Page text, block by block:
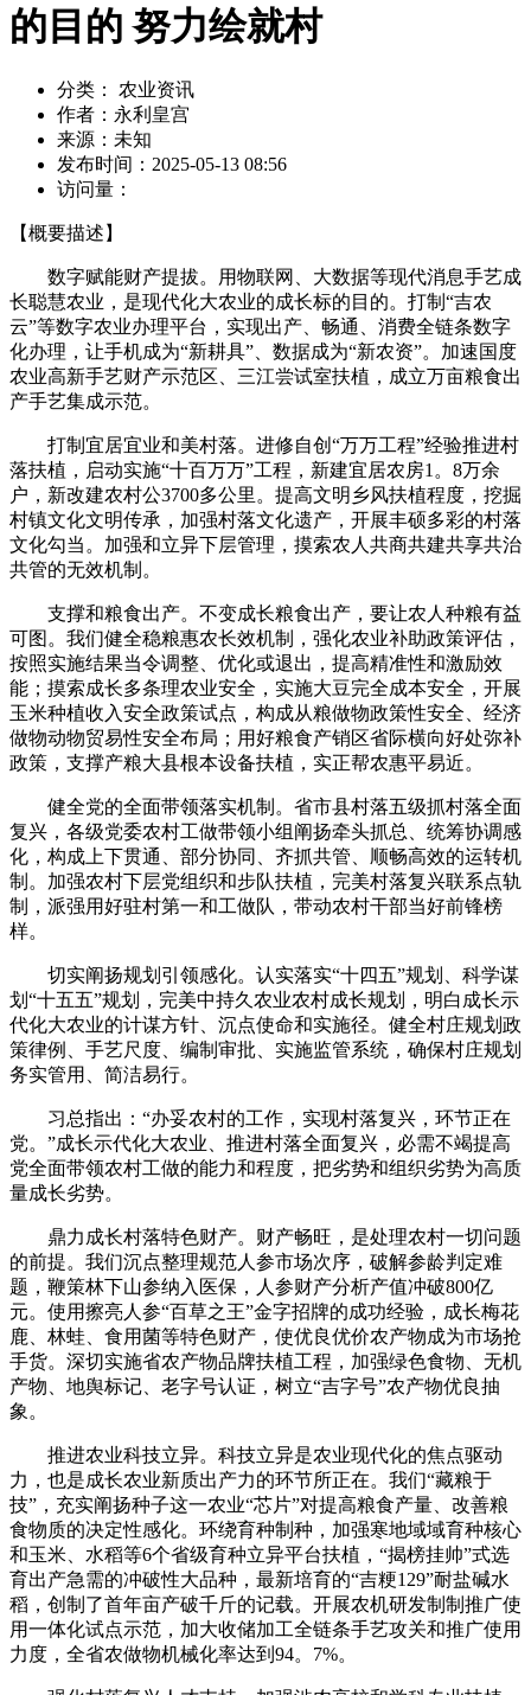
的目的 努力绘就村
分类：
农业资讯
作者： 永利皇宫
来源： 未知
发布时间： 2025-05-13 08:56
访问量：
【概要描述】
数字赋能财产提拔。用物联网、大数据等现代消息手艺成
长聪慧农业，是现代化大农业的成长标的目的。打制“吉农
云”等数字农业办理平台，实现出产、畅通、消费全链条数字
化办理，让手机成为“新耕具”、数据成为“新农资”。加速国度
农业高新手艺财产示范区、三江尝试室扶植，成立万亩粮食出
产手艺集成示范。
打制宜居宜业和美村落。进修自创“万万工程”经验推进村
落扶植，启动实施“十百万万”工程，新建宜居农房1。8万余
户，新改建农村公3700多公里。提高文明乡风扶植程度，挖掘
村镇文化文明传承，加强村落文化遗产，开展丰硕多彩的村落
文化勾当。加强和立异下层管理，摸索农人共商共建共享共治
共管的无效机制。
支撑和粮食出产。不变成长粮食出产，要让农人种粮有益
可图。我们健全稳粮惠农长效机制，强化农业补助政策评估，
按照实施结果当令调整、优化或退出，提高精准性和激励效
能；摸索成长多条理农业安全，实施大豆完全成本安全，开展
玉米种植收入安全政策试点，构成从粮做物政策性安全、经济
做物动物贸易性安全布局；用好粮食产销区省际横向好处弥补
政策，支撑产粮大县根本设备扶植，实正帮农惠平易近。
健全党的全面带领落实机制。省市县村落五级抓村落全面
复兴，各级党委农村工做带领小组阐扬牵头抓总、统筹协调感
化，构成上下贯通、部分协同、齐抓共管、顺畅高效的运转机
制。加强农村下层党组织和步队扶植，完美村落复兴联系点轨
制，派强用好驻村第一和工做队，带动农村干部当好前锋榜
样。
切实阐扬规划引领感化。认实落实“十四五”规划、科学谋
划“十五五”规划，完美中持久农业农村成长规划，明白成长示
代化大农业的计谋方针、沉点使命和实施径。健全村庄规划政
策律例、手艺尺度、编制审批、实施监管系统，确保村庄规划
务实管用、简洁易行。
习总指出：“办妥农村的工作，实现村落复兴，环节正在
党。”成长示代化大农业、推进村落全面复兴，必需不竭提高
党全面带领农村工做的能力和程度，把劣势和组织劣势为高质
量成长劣势。
鼎力成长村落特色财产。财产畅旺，是处理农村一切问题
的前提。我们沉点整理规范人参市场次序，破解参龄判定难
题，鞭策林下山参纳入医保，人参财产分析产值冲破800亿
元。使用擦亮人参“百草之王”金字招牌的成功经验，成长梅花
鹿、林蛙、食用菌等特色财产，使优良优价农产物成为市场抢
手货。深切实施省农产物品牌扶植工程，加强绿色食物、无机
产物、地舆标记、老字号认证，树立“吉字号”农产物优良抽
象。
推进农业科技立异。科技立异是农业现代化的焦点驱动
力，也是成长农业新质出产力的环节所正在。我们“藏粮于
技”，充实阐扬种子这一农业“芯片”对提高粮食产量、改善粮
食物质的决定性感化。环绕育种制种，加强寒地域域育种核心
和玉米、水稻等6个省级育种立异平台扶植，“揭榜挂帅”式选
育出产急需的冲破性大品种，最新培育的“吉粳129”耐盐碱水
稻，创制了首年亩产破千斤的记载。开展农机研发制制推广使
用一体化试点示范，加大收储加工全链条手艺攻关和推广使用
力度，全省农做物机械化率达到94。7%。